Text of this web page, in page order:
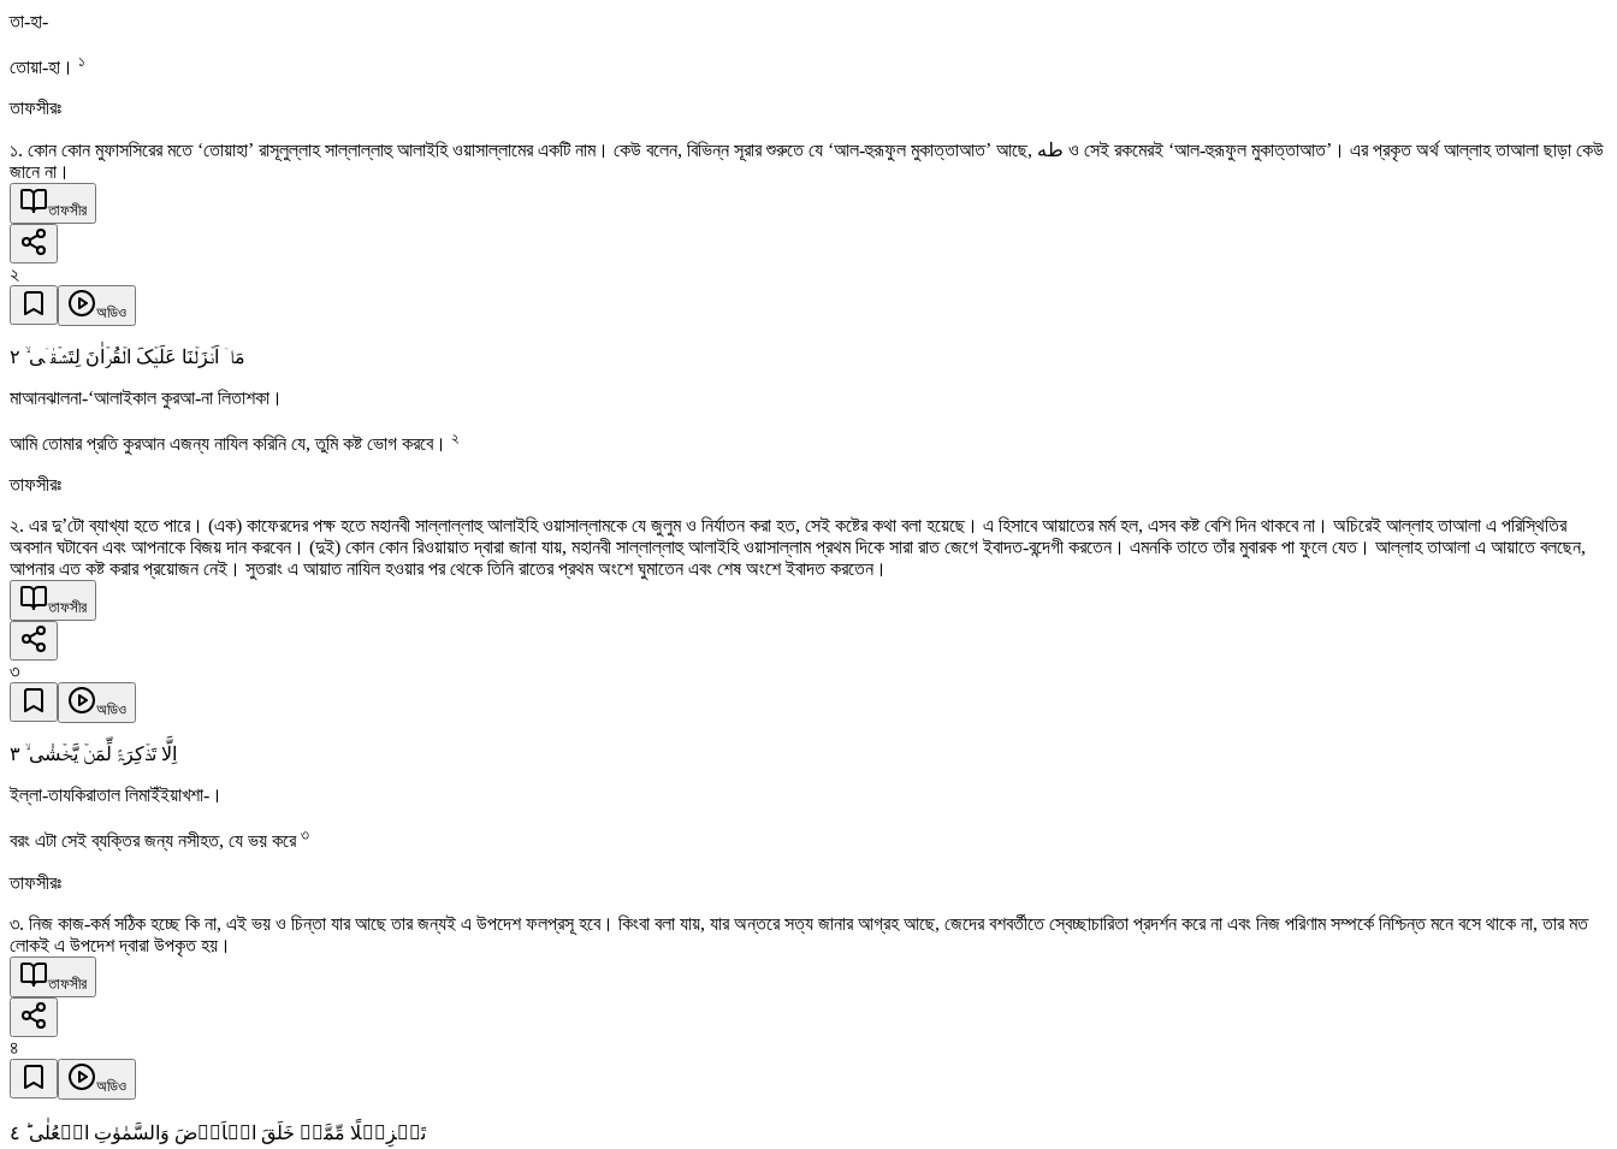
তা-হা-
তোয়া-হা। ১
তাফসীরঃ
১. কোন কোন মুফাসসিরের মতে ‘তোয়াহা’ রাসূলুল্লাহ সাল্লাল্লাহু আলাইহি ওয়াসাল্লামের একটি নাম। কেউ বলেন, বিভিন্ন সূরার শুরুতে যে ‘আল-হুরূফুল মুকাত্তাআত’ আছে, طه ও সেই রকমেরই ‘আল-হুরূফুল মুকাত্তাআত’। এর প্রকৃত অর্থ আল্লাহ তাআলা ছাড়া কেউ
জানে না।
তাফসীর
২
অডিও
مَاۤ اَنۡزَلۡنَا عَلَیۡکَ الۡقُرۡاٰنَ لِتَشۡقٰۤی ۙ ٢
মাআনঝালনা-‘আলাইকাল কুরআ-না লিতাশকা।
আমি তোমার প্রতি কুরআন এজন্য নাযিল করিনি যে, তুমি কষ্ট ভোগ করবে। ২
তাফসীরঃ
২. এর দু’টো ব্যাখ্যা হতে পারে। (এক) কাফেরদের পক্ষ হতে মহানবী সাল্লাল্লাহু আলাইহি ওয়াসাল্লামকে যে জুলুম ও নির্যাতন করা হত, সেই কষ্টের কথা বলা হয়েছে। এ হিসাবে আয়াতের মর্ম হল, এসব কষ্ট বেশি দিন থাকবে না। অচিরেই আল্লাহ তাআলা এ পরিস্থিতির
অবসান ঘটাবেন এবং আপনাকে বিজয় দান করবেন। (দুই) কোন কোন রিওয়ায়াত দ্বারা জানা যায়, মহানবী সাল্লাল্লাহু আলাইহি ওয়াসাল্লাম প্রথম দিকে সারা রাত জেগে ইবাদত-বন্দেগী করতেন। এমনকি তাতে তাঁর মুবারক পা ফুলে যেত। আল্লাহ তাআলা এ আয়াতে বলছেন,
আপনার এত কষ্ট করার প্রয়োজন নেই। সুতরাং এ আয়াত নাযিল হওয়ার পর থেকে তিনি রাতের প্রথম অংশে ঘুমাতেন এবং শেষ অংশে ইবাদত করতেন।
তাফসীর
৩
অডিও
اِلَّا تَذۡکِرَۃً لِّمَنۡ یَّخۡشٰی ۙ ٣
ইল্লা-তাযকিরাতাল লিমাইঁইয়াখশা-।
বরং এটা সেই ব্যক্তির জন্য নসীহত, যে ভয় করে ৩
তাফসীরঃ
৩. নিজ কাজ-কর্ম সঠিক হচ্ছে কি না, এই ভয় ও চিন্তা যার আছে তার জন্যই এ উপদেশ ফলপ্রসূ হবে। কিংবা বলা যায়, যার অন্তরে সত্য জানার আগ্রহ আছে, জেদের বশবর্তীতে স্বেচ্ছাচারিতা প্রদর্শন করে না এবং নিজ পরিণাম সম্পর্কে নিশ্চিন্ত মনে বসে থাকে না, তার মত
লোকই এ উপদেশ দ্বারা উপকৃত হয়।
তাফসীর
৪
অডিও
تَنۡزِیۡلًا مِّمَّنۡ خَلَقَ الۡاَرۡضَ وَالسَّمٰوٰتِ الۡعُلٰی ؕ ٤